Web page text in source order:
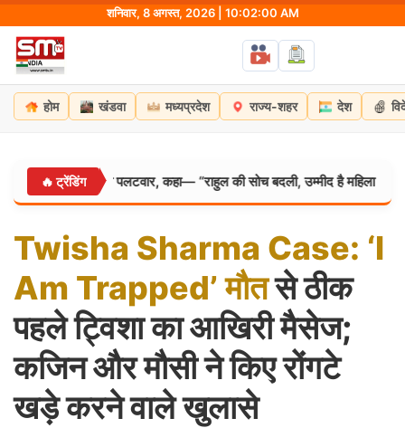
content
शनिवार, 8 अगस्त, 2026 | 10:02:01 AM
होम खंडवा मध्यप्रदेश राज्य-शहर देश
🔥 ट्रेंडिंग
रिजिजू का पलटवार, कहा— “राहुल की सोच बदली, उम्मीद है महिला आरक्षण बिल
Twisha Sharma Case: ‘I
Am Trapped’ मौतसे ठीक
पहले ट्विशा का आखिरी मैसेज;
कजिन और मौसी ने किए रोंगटे
खड़े करने वाले खुलासे